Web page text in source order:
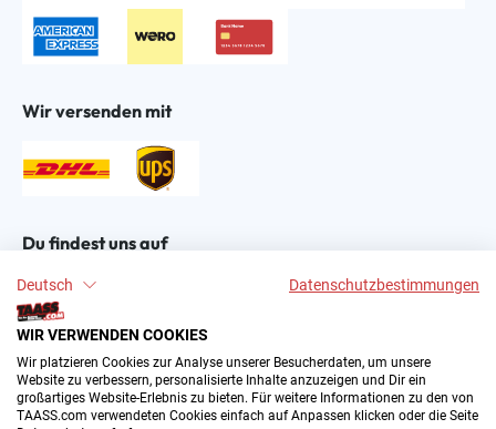
Deutsch Datenschutzbestimmungen
WIR VERWENDEN COOKIES
Wir platzieren Cookies zur Analyse unserer Besucherdaten, um unsere
Website zu verbessern, personalisierte Inhalte anzuzeigen und Dir ein
großartiges Website-Erlebnis zu bieten. Für weitere Informationen zu den von
TAASS.com verwendeten Cookies einfach auf Anpassen klicken oder die Seite
Wir versenden mit
Du findest uns auf
2004–∞ © by The All American Sports Store GmbH